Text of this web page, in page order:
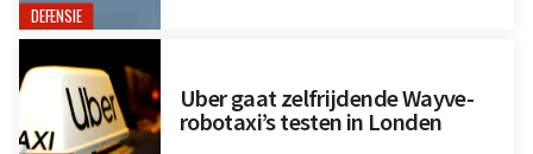
DEFENSIE
Uber gaat zelfrijdende Wayve-
robotaxi’s testen in Londen